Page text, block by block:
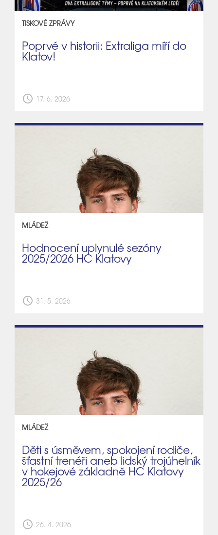
TISKOVÉ ZPRÁVY
Poprvé v historii: Extraliga míří do
Klatov!
schedule 17. 6. 2026
MLÁDEŽ
Hodnocení uplynulé sezóny
2025/2026 HC Klatovy
schedule 31. 5. 2026
MLÁDEŽ
Děti s úsměvem, spokojení rodiče,
šťastní trenéři aneb lidský trojúhelník
v hokejové základně HC Klatovy
2025/26
schedule 26. 4. 2026